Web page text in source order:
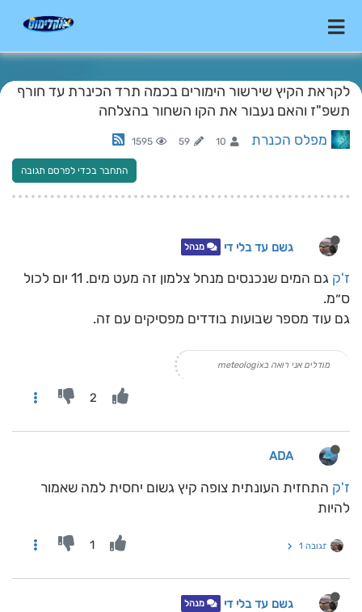
לקראת הקיץ שירשור הימורים בכמה תרד הכינרת עד חורף
תשפ"ז והאם נעבור את הקו השחור בהצלחה
מפלס הכנרת 10
59
1595
התחבר בכדי לפרסם תגובה
גשם עד בלי די מנהל
ז'ק
גם המים שנכנסים מנחל צלמון זה מעט מים. 11 יום לכול
ס״מ.
גם עוד מספר שבועות בודדים מפסיקים עם זה.
מודלים אני רואה בmeteologix
2
ADA
ז'ק התחזית העונתית צופה קיץ גשום יחסית למה שאמור
להיות
תגובה 1 1
גשם עד בלי די מנהל